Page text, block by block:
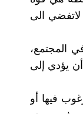
الى
المجتمع،
يؤدي إلى
فيها أو